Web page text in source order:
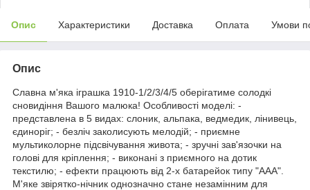
Опис Характеристики Доставка Оплата Умови
Опис
Славна м'яка іграшка 1910-1/2/3/4/5 оберігатиме солодкі
сновидіння Вашого малюка! Особливості моделі: -
представлена ​​в 5 видах: слоник, альпака, ведмедик, лінивець,
єдиноріг; - безліч заколисують мелодій; - приємне
мультиколорне підсвічування живота; - зручні зав'язочки на
голові для кріплення; - виконані з приємного на дотик
текстилю; - ефекти працюють від 2-х батарейок типу "ААА".
М'яке звірятко-нічник однозначно стане незамінним для